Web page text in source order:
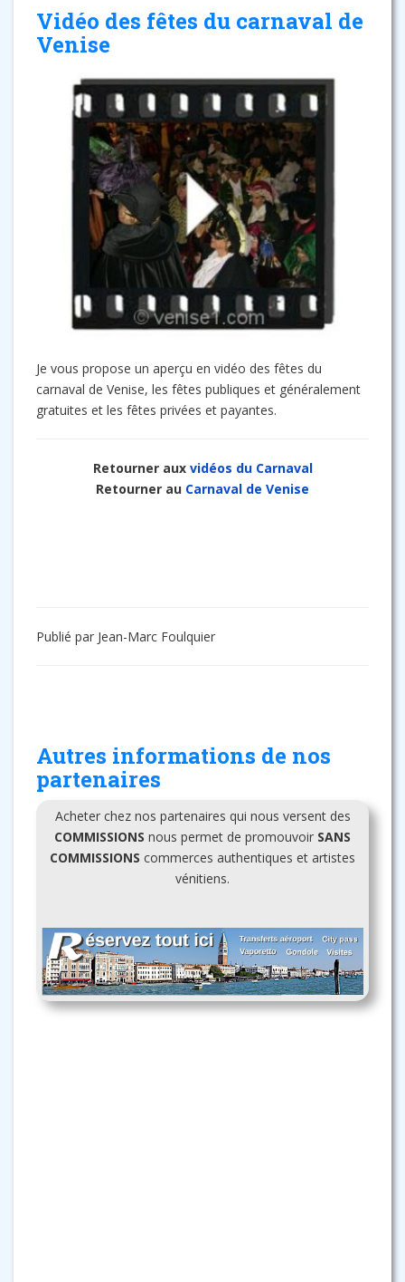
Vidéo des fêtes du carnaval de
Venise
Je vous propose un aperçu en vidéo des fêtes du
carnaval de Venise, les fêtes publiques et généralement
gratuites et les fêtes privées et payantes.
Retourner aux vidéos du Carnaval
Retourner au Carnaval de Venise
Publié par Jean-Marc Foulquier
Autres informations de nos
partenaires
Acheter chez nos partenaires qui nous versent des
COMMISSIONS nous permet de promouvoir SANS
COMMISSIONS commerces authentiques et artistes
vénitiens.